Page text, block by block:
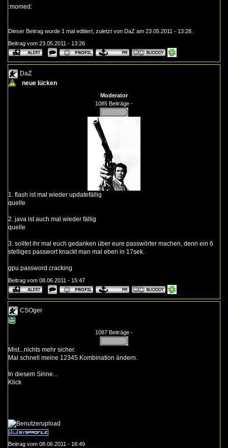
:momed:
Dieser Beitrag wurde 1 mal editiert, zuletzt von DaZ am 23.05.2011 - 13:28.
Beitrag vom 23.05.2011 - 13:26
DaZ
neue lücken
Moderator
1085 Beiträge -
1. flash ist mal wieder updatefällig
quelle
2. java ist auch mal wieder fällig
quelle
3. solltet ihr mal euch gedanken über eure passwörter machen, denn ein 6
stelliges passwort knackt man mal eben in 17sek.
gpu password cracking
Beitrag vom 08.06.2011 - 15:47
CSOger
1087 Beiträge -
Mist...nichts mehr sicher.
Mal schnell meine 12345 Kombination ändern.
In diesem Sinne...
Klick
Beitrag vom 08.06.2011 - 16:49